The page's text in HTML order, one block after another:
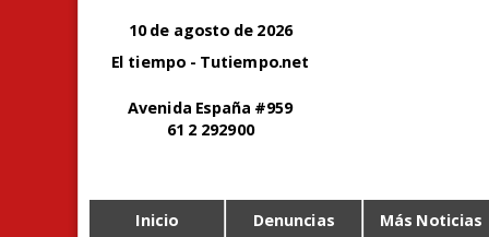
10 de agosto de 2026
El tiempo - Tutiempo.net
Avenida España #959
61 2 292900
Inicio Denuncias Más Noticias